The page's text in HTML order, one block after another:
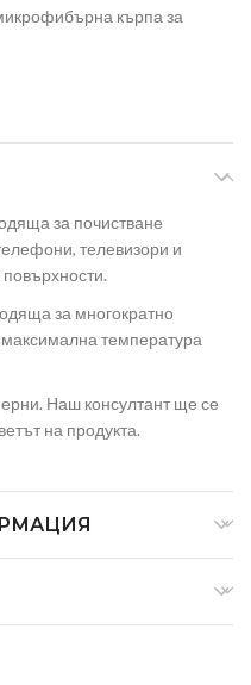
кърпа за
за почистване
телевизори и
за многократно
температура
Наш консултант ще се
на продукта.